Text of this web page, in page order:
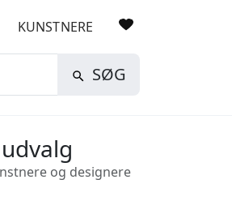
KUNSTNERE
SØG
og designere